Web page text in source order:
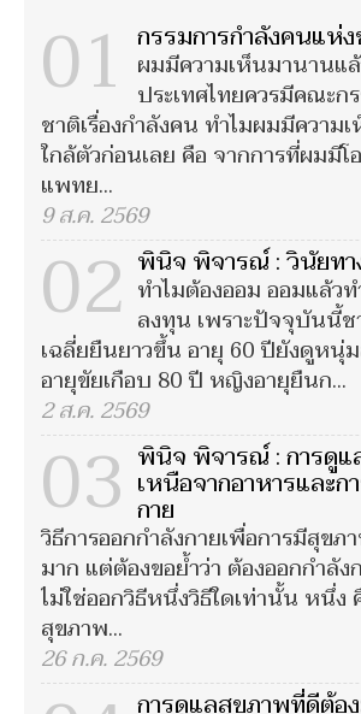
01 กรรมการกำลังคนแห่
ผมมีความเห็นมานานแ
ประเทศไทยควรมีคณะก
ชาติเรื่องกำลังคน ทำไมผมมีความ
ใกล้ตัวก่อนเลย คือ จากการที่ผมมีโ
แพทย...
9 ส.ค. 2569
02 พินิจ พิจารณ์ : วินัยทา
ทำไมต้องออม ออมแล้ว
ลงทุน เพราะปัจจุบันนี้ช
เฉลี่ยยืนยาวขึ้น อายุ 60 ปียังดูหนุ่
อายุขัยเกือบ 80 ปี หญิงอายุยืนก...
2 ส.ค. 2569
03 พินิจ พิจารณ์ : การดู
เหนือจากอาหารและก
กาย
วิธีการออกกำลังกายเพื่อการมีสุข
มาก แต่ต้องขอย้ำว่า ต้องออกกำลัง
ไม่ใช่ออกวิธีหนึ่งวิธีใดเท่านั้น หนึ่ง
สุขภาพ...
26 ก.ค. 2569
การดูแลสุขภาพที่ดีต้อ